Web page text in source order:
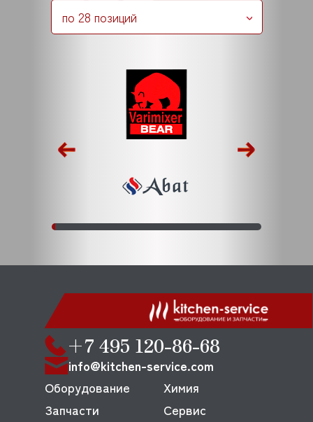
по 28 позиций
+7 495 120-86-68
info@kitchen-service.com
Оборудование
Запчасти
Химия
Сервис